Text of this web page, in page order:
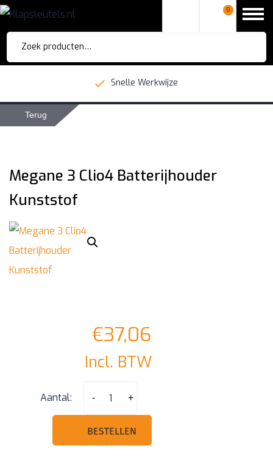
0
Zoeken
naar:
Snelle Werkwijze
Terug
Megane 3 Clio4 Batterijhouder
Kunststof
€37,06
Incl. BTW
Aantal: -
Clio4
Batterijhouder
+
BESTELLEN